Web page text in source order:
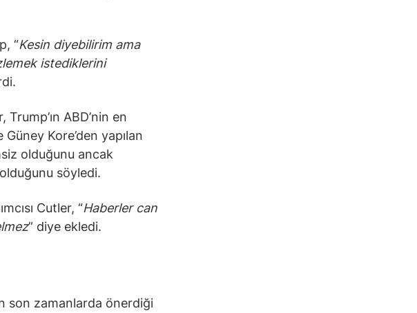
“Kesin diyebilirim ama
istediklerini
ABD’nin en
Kore’den yapılan
olduğunu ancak
söyledi.
Cutler, “Haberler can
” diye ekledi.
son zamanlarda önerdiği